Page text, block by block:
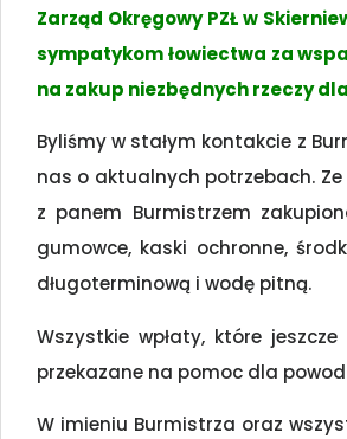
Zarząd Okręgowy PZŁ w
sympatykom łowiectwa za
na zakup niezbędnych rzeczy
Byliśmy w stałym kontakcie z
nas o aktualnych potrzebach. Ze
z panem Burmistrzem
gumowce, kaski ochronne,
długoterminową i wodę pitną.
Wszystkie wpłaty, które
przekazane na pomoc dla
W imieniu Burmistrza oraz